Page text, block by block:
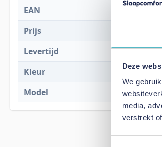
Deze
We
media,
verstrekt
EAN
Prijs
Levertijd
Kleur
Model